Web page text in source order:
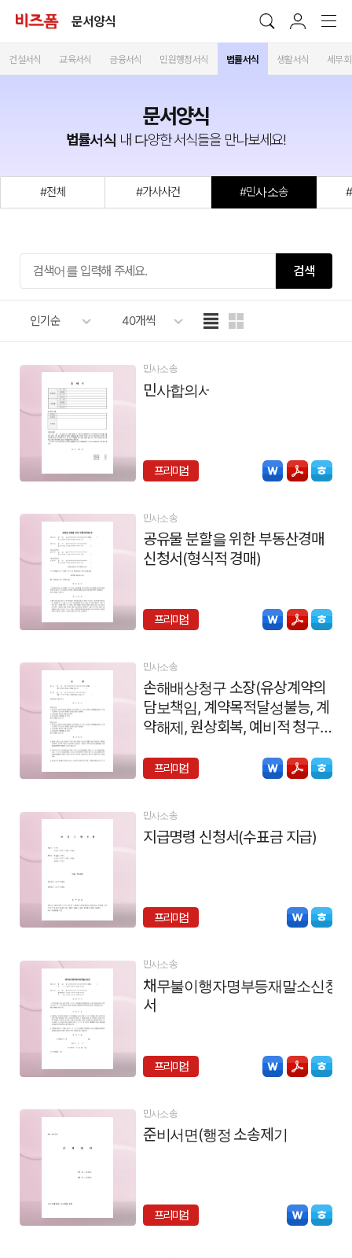
문서양식
건설서식 교육서식 금융서식 민원행정서식 법률서식 생활서식 세무
문서양식
법률서식 내 다양한 서식들을 만나보세요!
#전체 #가사사건 #민사소송
검색
인기순 40개씩
민사소송
민사합의서
프리미엄
민사소송
공유물 분할을 위한 부동산경매
신청서(형식적 경매)
프리미엄
민사소송
손해배상청구 소장(유상계약의
담보책임, 계약목적달성불능, 계
약해제, 원상회복, 예비적 청구,
프리미엄
민사소송
지급명령 신청서(수표금 지급)
프리미엄
민사소송
채무불이행자명부등재말소신청
서
프리미엄
민사소송
준비서면(행정 소송제기)
프리미엄